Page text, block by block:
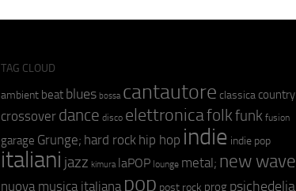
TAG CLOUD
ambient beat blues bossa cantautore classica country
crossover dance disco elettronicafolkfunk fusion
garage Grunge; hard rock hip hop indie indie pop
italiani jazz kimura laPOP lounge metal; new wave
nuova musica italiana pop post rock prog psichedelia